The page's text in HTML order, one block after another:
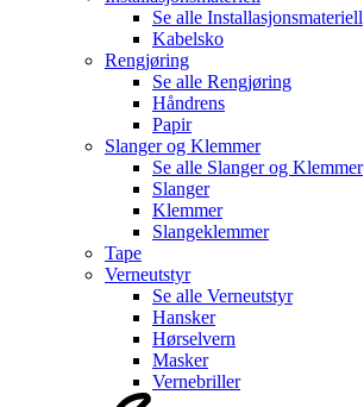
Se alle Installasjonsmateriell
Kabelsko
Rengjøring
Se alle Rengjøring
Håndrens
Papir
Slanger og Klemmer
Se alle Slanger og Klemmer
Slanger
Klemmer
Slangeklemmer
Tape
Verneutstyr
Se alle Verneutstyr
Hansker
Hørselvern
Masker
Vernebriller